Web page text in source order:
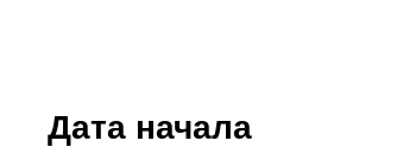
Дата начала